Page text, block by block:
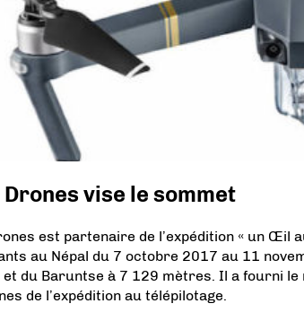
vise le sommet
est partenaire de l’expédition « un Œil
au Népal du 7 octobre 2017 au 11
du Baruntse à 7 129 mètres. Il a fourni le
de l’expédition au télépilotage.